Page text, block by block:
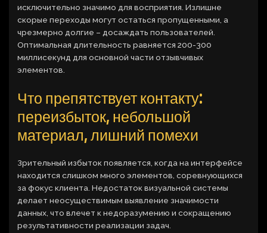
исключительно значимо для восприятия. Излишне
скорые переходы могут остаться пропущенными, а
чрезмерно долгие – досаждать пользователей.
Оптимальная длительность равняется 200-300
миллисекунд для основной части отзывчивых
элементов.
Что препятствует контакту:
переизбыток, небольшой
материал, лишний помехи
Зрительный избыток появляется, когда на интерфейсе
находится слишком много элементов, соревнующихся
за фокус клиента. Недостаток визуальной системы
делает неосуществимым выявление значимости
данных, что влечет к недоразумению и сокращению
результативности реализации задач.